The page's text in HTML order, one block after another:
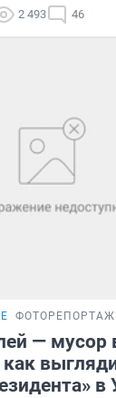
2 493 46
ФОТОРЕПОРТАЖ
— мусор
в